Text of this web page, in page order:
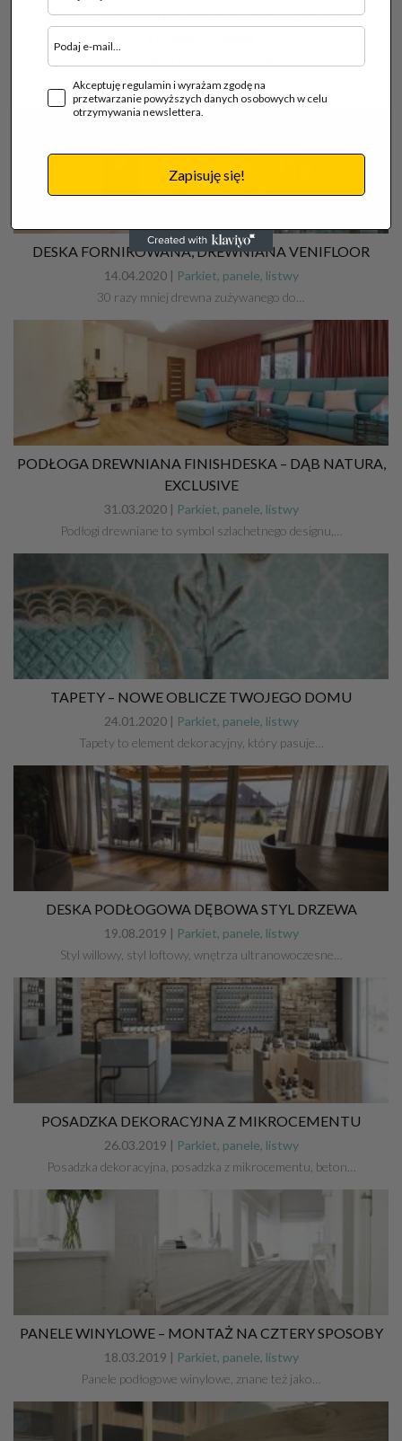
DESKA DREWNIANA NA PODŁOGĘ Z PEŁNYM
12.03.2021 |Parkiet, panele, listwy
Drewniane akcenty w architekturze wnętrz znajdziemy…
DESKA FORNIROWANA, DREWNIANA VENIFLOOR
14.04.2020 | Parkiet, panele, listwy
30 razy mniej drewna zużywanego do…
PODŁOGA DREWNIANA FINISHDESKA – DĄB NATURA,
EXCLUSIVE
31.03.2020 | Parkiet, panele, listwy
Podłogi drewniane to symbol szlachetnego designu,…
TAPETY – NOWE OBLICZE TWOJEGO DOMU
24.01.2020 | Parkiet, panele, listwy
Tapety to element dekoracyjny, który pasuje…
DESKA PODŁOGOWA DĘBOWA STYL DRZEWA
19.08.2019 | Parkiet, panele, listwy
Styl willowy, styl loftowy, wnętrza ultranowoczesne…
POSADZKA DEKORACYJNA Z MIKROCEMENTU
26.03.2019 | Parkiet, panele, listwy
Posadzka dekoracyjna, posadzka z mikrocementu, beton…
PANELE WINYLOWE – MONTAŻ NA CZTERY SPOSOBY
18.03.2019 | Parkiet, panele, listwy
Panele podłogowe winylowe, znane też jako…
Akceptuję regulamin i wyrażam zgodę na
przetwarzanie powyższych danych osobowych w celu
otrzymywania newslettera.
Zapisuję się!